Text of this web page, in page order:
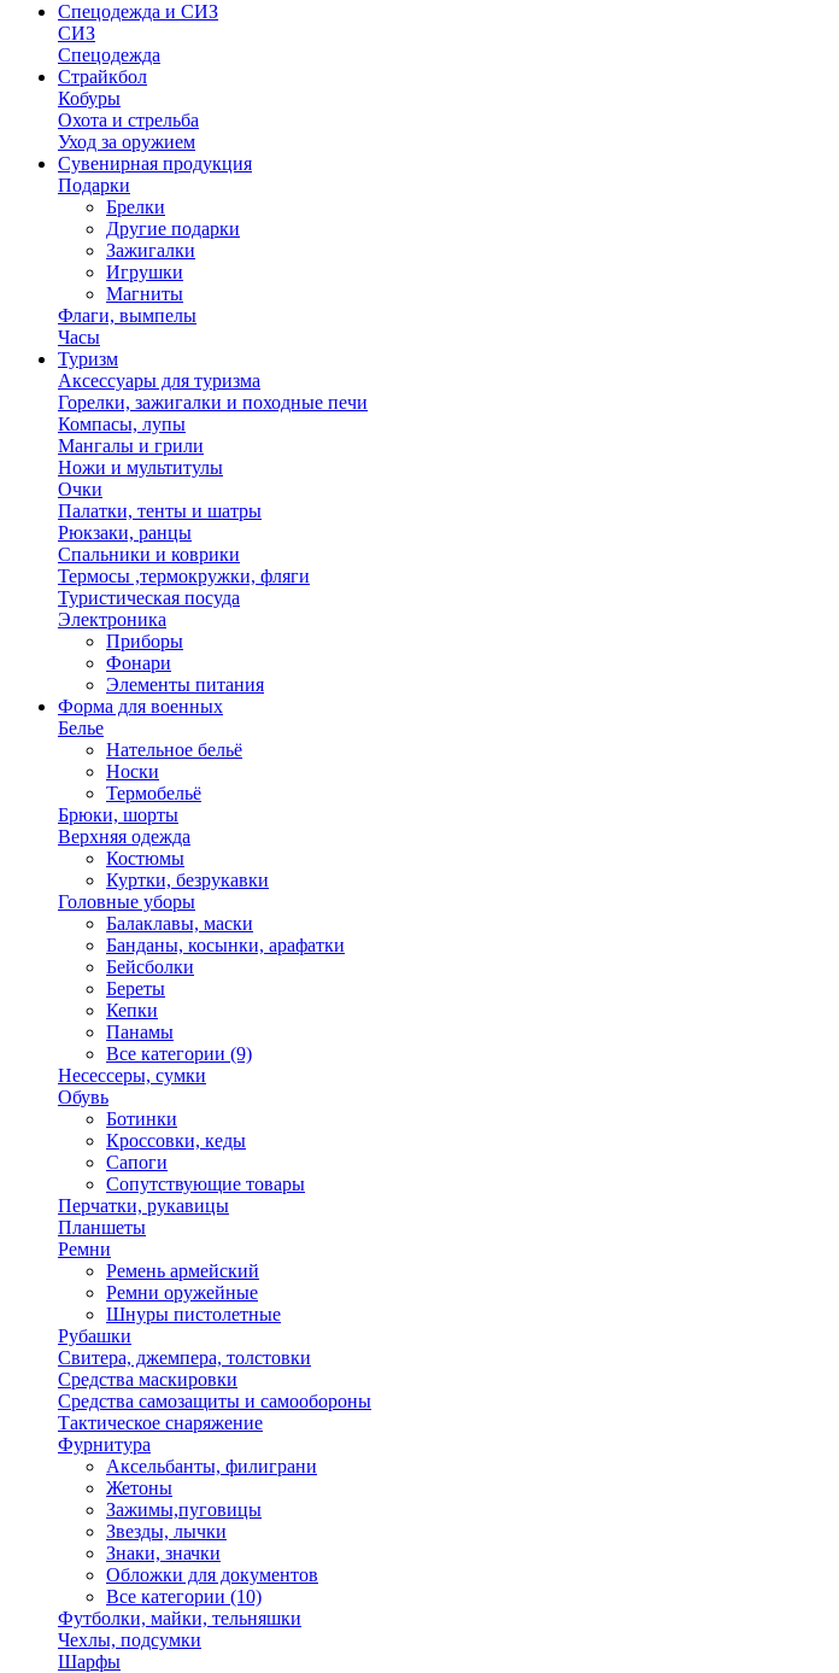
Спецодежда и СИЗ
СИЗ
Спецодежда
Страйкбол
Кобуры
Охота и стрельба
Уход за оружием
Сувенирная продукция
Подарки
Брелки
Другие подарки
Зажигалки
Игрушки
Магниты
Флаги, вымпелы
Часы
Туризм
Аксессуары для туризма
Горелки, зажигалки и походные печи
Компасы, лупы
Мангалы и грили
Ножи и мультитулы
Очки
Палатки, тенты и шатры
Рюкзаки, ранцы
Спальники и коврики
Термосы ,термокружки, фляги
Туристическая посуда
Электроника
Приборы
Фонари
Элементы питания
Форма для военных
Белье
Нательное бельё
Носки
Термобельё
Брюки, шорты
Верхняя одежда
Костюмы
Куртки, безрукавки
Головные уборы
Балаклавы, маски
Банданы, косынки, арафатки
Бейсболки
Береты
Кепки
Панамы
Все категории (9)
Несессеры, сумки
Обувь
Ботинки
Кроссовки, кеды
Сапоги
Сопутствующие товары
Перчатки, рукавицы
Планшеты
Ремни
Ремень армейский
Ремни оружейные
Шнуры пистолетные
Рубашки
Свитера, джемпера, толстовки
Средства маскировки
Средства самозащиты и самообороны
Тактическое снаряжение
Фурнитура
Аксельбанты, филиграни
Жетоны
Зажимы,пуговицы
Звезды, лычки
Знаки, значки
Обложки для документов
Все категории (10)
Футболки, майки, тельняшки
Чехлы, подсумки
Шарфы